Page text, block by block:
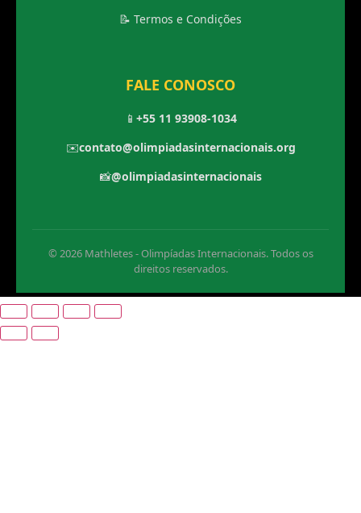
📝 Termos e Condições
FALE CONOSCO
📱 +55 11 93908-1034
✉️contato@olimpiadasinternacionais.org
📸@olimpiadasinternacionais
© 2026 Mathletes - Olimpíadas Internacionais. Todos os
direitos reservados.